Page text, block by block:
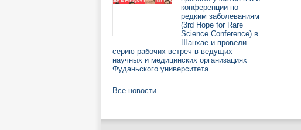
конференции по
редким заболеваниям
(3rd Hope for Rare
Science Conference) в
Шанхае и провели
серию рабочих встреч в ведущих
научных и медицинских организациях
Фуданьского университета
Все новости